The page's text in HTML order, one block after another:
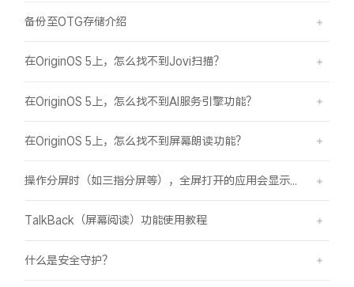
备份至OTG存储介绍
在OriginOS 5上，怎么找不到Jovi扫描？
在OriginOS 5上，怎么找不到AI服务引擎功能？
在OriginOS 5上，怎么找不到屏幕朗读功能？
TalkBack（屏幕阅读）功能使用教程
什么是安全守护？